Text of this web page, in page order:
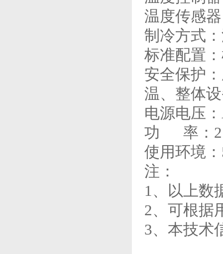
温度传感
制冷方式
标准配置
安全保护
温、整体
电源电压
功 率：
使用环境
注：
1、以上数
2、可根据
3、本技术